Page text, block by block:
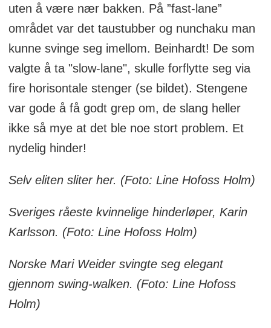
uten å være nær bakken. På ”fast-lane”
området var det taustubber og nunchaku man
kunne svinge seg imellom. Beinhardt! De som
valgte å ta "slow-lane", skulle forflytte seg via
fire horisontale stenger (se bildet). Stengene
var gode å få godt grep om, de slang heller
ikke så mye at det ble noe stort problem. Et
nydelig hinder!
Selv eliten sliter her. (Foto: Line Hofoss Holm)
Sveriges råeste kvinnelige hinderløper, Karin
Karlsson. (Foto: Line Hofoss Holm)
Norske Mari Weider svingte seg elegant
gjennom swing-walken. (Foto: Line Hofoss
Holm)